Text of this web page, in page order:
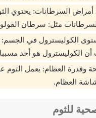
أمراض السرطانات: يحتوي
مثل: سرطان
وقدرة العظام: يعمل الثوم
العظام.
للثوم